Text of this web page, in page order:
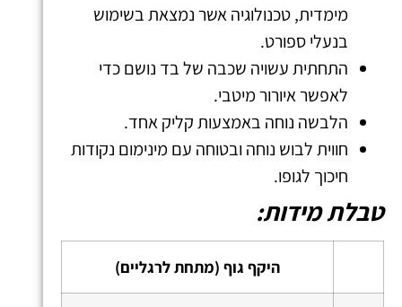
מימדית, טכנולוגיה אשר נמצאת בשימוש
בנעלי ספורט.
התחתית עשויה שכבה של בד נושם כדי
לאפשר איורור מיטבי.
הלבשה נוחה באמצעות קליק אחד.
חווית לבוש נוחה ובטוחה עם מינימום נקודות
חיכוך לגופו.
טבלת מידות:
היקף גוף (מתחת לרגליים)